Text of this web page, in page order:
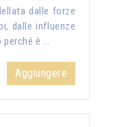
dalle forze
dalle influenze
perché è …
Aggiungere